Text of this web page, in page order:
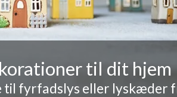
til dit hjem
til fyrfadslys eller lyskæder